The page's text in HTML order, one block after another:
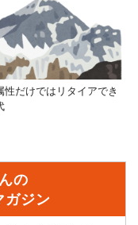
性だけではリタイアでき
の
ガジン